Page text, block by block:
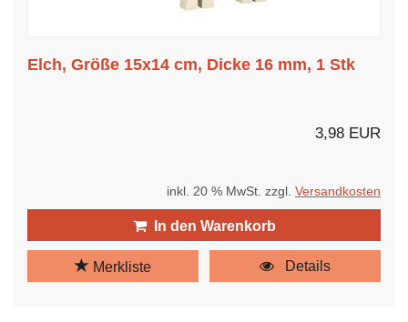
Elch, Größe 15x14 cm, Dicke 16 mm, 1 Stk
3,98 EUR
inkl. 20 % MwSt. zzgl. Versandkosten
In den Warenkorb
Merkliste Details